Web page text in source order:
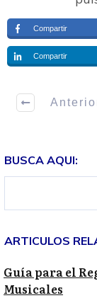
Compartir
Compartir
BUSCA AQUI:
ARTICULOS
Guía para el
Musicales